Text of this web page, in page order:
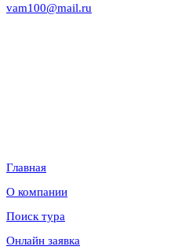
vam100@mail.ru
Главная
О компании
Поиск тура
Онлайн заявка